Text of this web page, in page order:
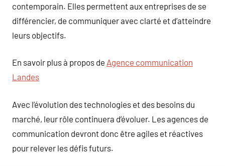
contemporain. Elles permettent aux entreprises de se
différencier, de communiquer avec clarté et d’atteindre
leurs objectifs.
En savoir plus à propos de Agence communication
Landes
Avec l’évolution des technologies et des besoins du
marché, leur rôle continuera d’évoluer. Les agences de
communication devront donc être agiles et réactives
pour relever les défis futurs.